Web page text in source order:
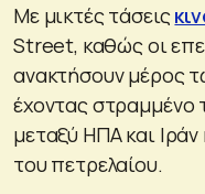
Με μικτές τάσεις
Street, καθώς οι
ανακτήσουν μέρος
έχοντας στραμμένο
μεταξύ ΗΠΑ και
του πετρελαίου.